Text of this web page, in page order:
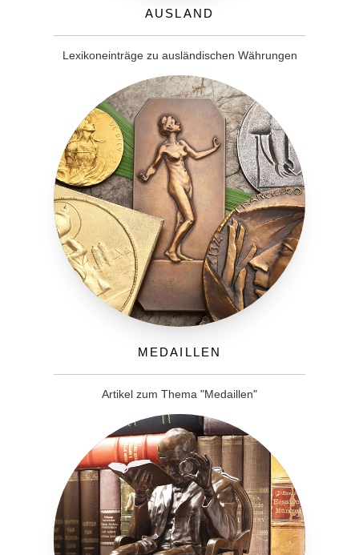
Ausland
Lexikoneinträge zu ausländischen Währungen
Medaillen
Artikel zum Thema "Medaillen"